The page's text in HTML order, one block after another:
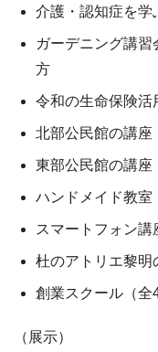
介護・認知症を学
ガーデニング講
方
令和の生命保険活
北部公民館の講座
東部公民館の講座
ハンドメイド教室
スマートフォン講
杜のアトリエ黎明
創業スクール（全
（展示）